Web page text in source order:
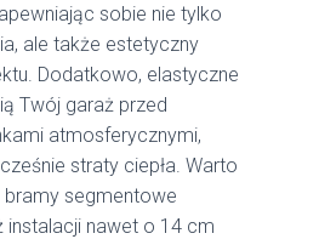
sobie nie tylko
ale także estetyczny
Dodatkowo, elastyczne
Twój garaż przed
atmosferycznymi,
straty ciepła. Warto
segmentowe
instalacji nawet o 14 cm